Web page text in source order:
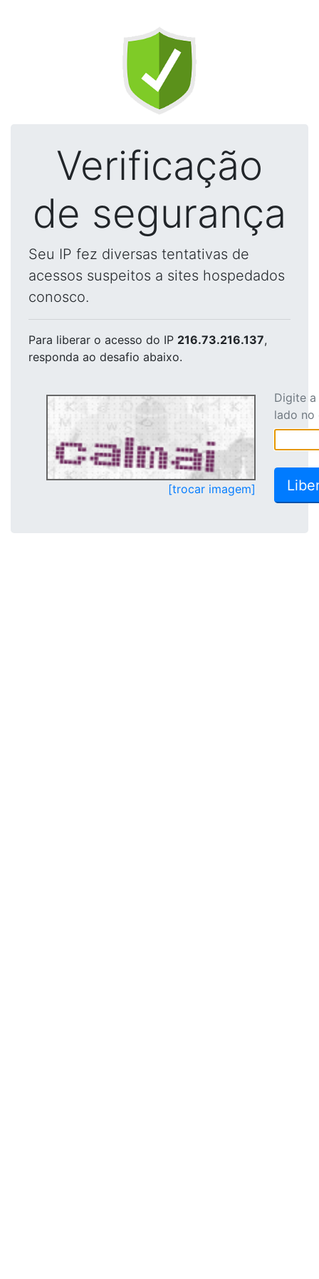
Verificação
de segurança
Seu IP fez diversas tentativas de
acessos suspeitos a sites hospedados
conosco.
Para liberar o acesso do IP 216.73.216.137,
responda ao desafio abaixo.
[trocar imagem]
Digite
lado no